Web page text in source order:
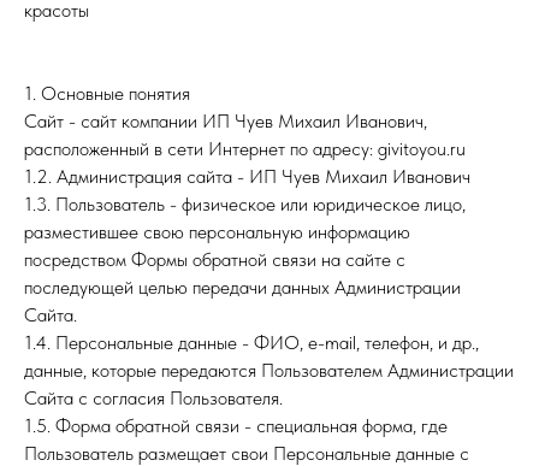
красоты
1. Основные понятия
Сайт - сайт компании ИП Чуев Михаил Иванович,
расположенный в сети Интернет по адресу: givitoyou.ru
1.2. Администрация сайта - ИП Чуев Михаил Иванович
1.3. Пользователь - физическое или юридическое лицо,
разместившее свою персональную информацию
посредством Формы обратной связи на сайте с
последующей целью передачи данных Администрации
Сайта.
1.4. Персональные данные - ФИО, e-mail, телефон, и др.,
данные, которые передаются Пользователем Администрации
Сайта с согласия Пользователя.
1.5. Форма обратной связи - специальная форма, где
Пользователь размещает свои Персональные данные с